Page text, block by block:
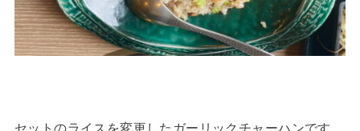
セットのライスを変更したガーリックチャーハンです。